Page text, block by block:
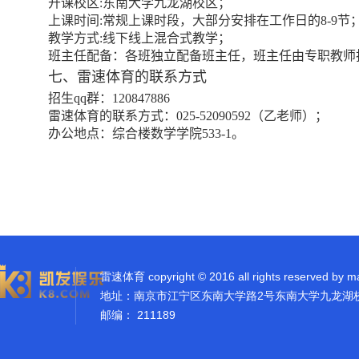
开课校区:东南大学九龙湖校区；
上课时间 :常规上课时段，大部分安排在工作日的8-9节
教学方式:线下线上混合式教学；
班主任配备：各班独立配备班主任，班主任由专职教师
七、雷速体育的联系方式
招生qq群： 120847886
雷速体育的联系方式： 025-52090592 （乙老师）；
办公地点：综合楼数学学院533-1。
雷速体育 copyright © 2016 all rights reserved by
地址：南京市江宁区东南大学路2号东南大学九龙湖
邮编： 211189